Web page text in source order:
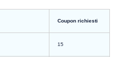
Coupon richiesti
15